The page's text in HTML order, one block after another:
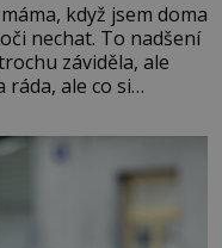
když jsem doma
nechat. To nadšení
záviděla, ale
ale co si
doba, když